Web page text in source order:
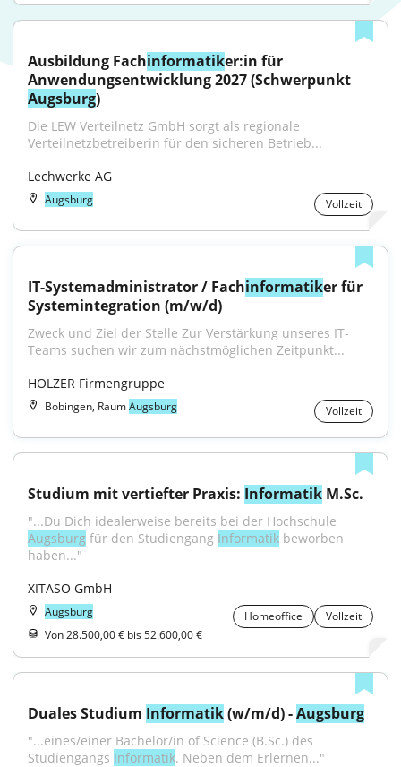
Ausbildung Fachinformatiker:in für
Augsburg)
Die LEW Verteilnetz GmbH sorgt als regionale
Verteilnetzbetreiberin für den sicheren Betrieb...
Lechwerke AG
Augsburg Vollzeit
IT-Systemadministrator / Fachinformatiker für
Systemintegration (m/w/d)
Zweck und Ziel der Stelle Zur Verstärkung unseres IT-
Teams suchen wir zum nächstmöglichen Zeitpunkt...
HOLZER Firmengruppe
Bobingen, RaumAugsburg Vollzeit
Studium mit vertiefter Praxis: Informatik M.Sc.
Augsburg für den Studiengang Informatik beworben
haben..."
XITASO GmbH
Augsburg Homeoffice
Vollzeit
Von 28.500,00 € bis 52.600,00 €
Duales Studium Informatik (w/m/d) - Augsburg
"...eines/einer Bachelor/in of Science (B.Sc.) des
Studiengangs Informatik. Neben dem Erlernen..."